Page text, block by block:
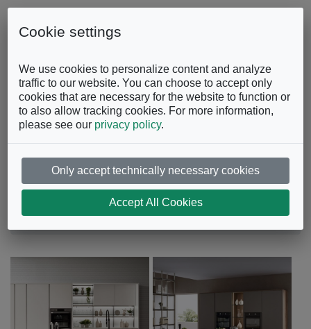
Skip to content
FacebookInstagramYouTube
Cucina Oyster
Cucine Cucine Moderne Cucina Oyster
Cookie settings
We use cookies to personalize content and analyze
traffic to our website. You can choose to accept only
cookies that are necessary for the website to function or
to also allow tracking cookies. For more information,
please see our privacy policy.
Only accept technically necessary cookies
Accept All Cookies